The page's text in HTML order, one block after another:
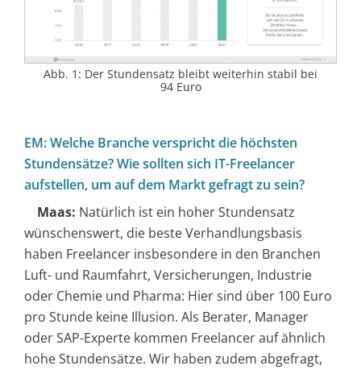
Abb. 1: Der Stundensatz bleibt weiterhin stabil bei
94 Euro
EM: Welche Branche verspricht die höchsten
Stundensätze? Wie sollten sich IT-Freelancer
aufstellen, um auf dem Markt gefragt zu sein?
Maas: Natürlich ist ein hoher Stundensatz
wünschenswert, die beste Verhandlungsbasis
haben Freelancer insbesondere in den Branchen
Luft- und Raumfahrt, Versicherungen, Industrie
oder Chemie und Pharma: Hier sind über 100 Euro
pro Stunde keine Illusion. Als Berater, Manager
oder SAP-Experte kommen Freelancer auf ähnlich
hohe Stundensätze. Wir haben zudem abgefragt,